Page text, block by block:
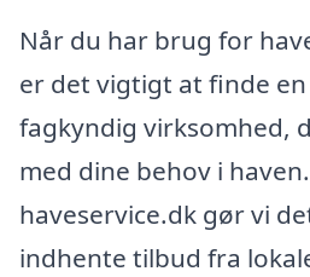
Når du har brug for
er det vigtigt at finde
fagkyndig virksomhed,
med dine behov i
haveservice.dk gør vi
indhente tilbud fra